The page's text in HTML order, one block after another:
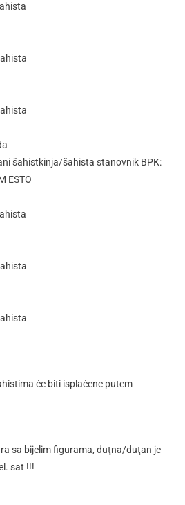
šahistkinja/šahista stanovnik BPK:
ESTO
će biti isplaćene putem
sa bijelim figurama, duţna/duţan je
sat !!!